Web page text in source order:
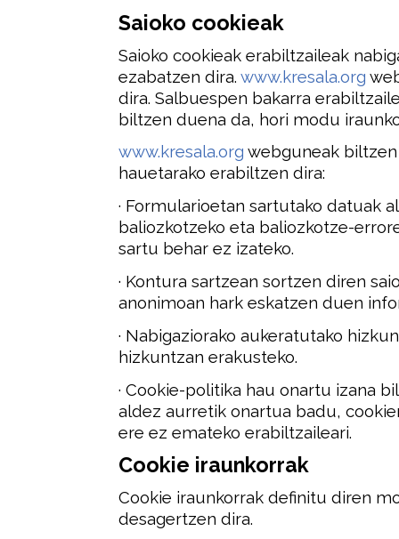
Saioko cookieak
Saioko cookieak erabiltzaileak
ezabatzen dira. www.kresala.org
dira. Salbuespen bakarra
biltzen duena da, hori modu
www.kresala.org webguneak
hauetarako erabiltzen dira:
· Formularioetan sartutako datuak
baliozkotzeko eta baliozkotze-
sartu behar ez izateko.
· Kontura sartzean sortzen diren
anonimoan hark eskatzen duen
· Nabigaziorako aukeratutako
hizkuntzan erakusteko.
· Cookie-politika hau onartu izana
aldez aurretik onartua badu,
ere ez emateko erabiltzaileari.
Cookie iraunkorrak
Cookie iraunkorrak definitu diren
desagertzen dira.